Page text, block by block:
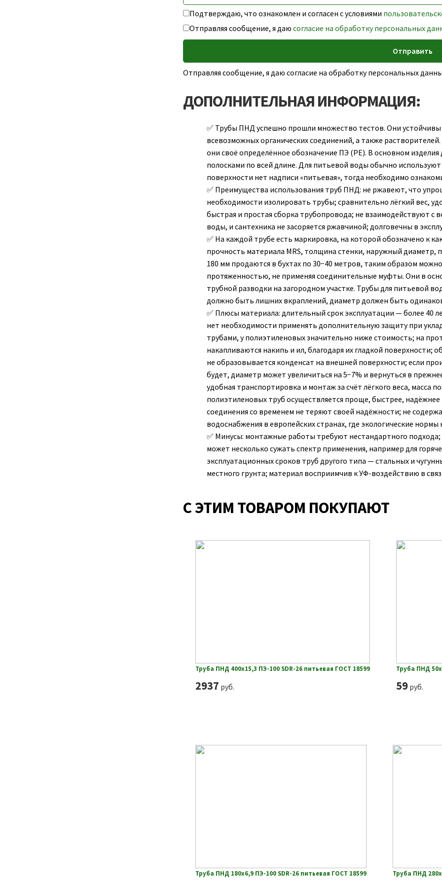
Подтверждаю, что ознакомлен и согласен с условиями
Отправляя сообщение, я даю согласие на обработку персональных
Отправляя сообщение, я даю согласие на обработку персональных
ДОПОЛНИТЕЛЬНАЯ ИНФОРМАЦИЯ:
Трубы ПНД успешно прошли множество тестов. Они
всевозможных органических соединений, а также
они своё определённое обозначение ПЭ (РЕ). В основном
полосками по всей длине. Для питьевой воды обычно
поверхности нет надписи «питьевая», тогда необходимо
Преимущества использования труб ПНД: не ржавеют, что
необходимости изолировать трубы; сравнительно лёгкий вес,
быстрая и простая сборка трубопровода; не взаимодействуют с
воды, и сантехника не засоряется ржавчиной; долговечны в
На каждой трубе есть маркировка, на которой обозначено к
прочность материала MRS, толщина стенки, наружный диаметр,
180 мм продаются в бухтах по 30−40 метров, таким образом
протяженностью, не применяя соединительные муфты. Они в
трубной разводки на загородном участке. Трубы для питьевой
должно быть лишних вкраплений, диаметр должен быть
Плюсы материала: длительный срок эксплуатации — более 40
нет необходимости применять дополнительную защиту при
трубами, у полиэтиленовых значительно ниже стоимость; на
накапливаются накипь и ил, благодаря их гладкой
не образовывается конденсат на внешней поверхности; если
будет, диаметр может увеличиться на 5−7% и вернуться в
удобная транспортировка и монтаж за счёт лёгкого веса, масса
полиэтиленовых труб осуществляется проще, быстрее,
соединения со временем не теряют своей надёжности; не
водоснабжения в европейских странах, где экологические
Минусы: монтажные работы требуют нестандартного
может несколько сужать спектр применения, например для
эксплуатационных сроков труб другого типа — стальных и
местного грунта; материал восприимчив к УФ-воздействию в
С ЭТИМ ТОВАРОМ ПОКУПАЮТ
Труба ПНД 400х15,3 ПЭ-100 SDR-26 питьевая ГОСТ 18599
2937 руб.
Труба ПНД
59руб.
Труба ПНД 180х6,9 ПЭ-100 SDR-26 питьевая ГОСТ 18599 Труба ПНД